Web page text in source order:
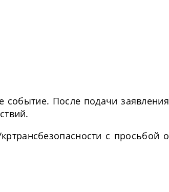
После подачи заявления
с просьбой о